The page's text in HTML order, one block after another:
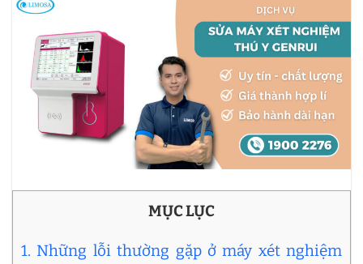
MỤC LỤC
1. Những lỗi thường gặp ở máy xét nghiệm